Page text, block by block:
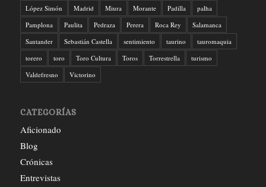
López Simón
Madrid Miura Morante Padilla
palha
Pamplona
Paulita Pedraza Perera Roca Rey
Salamanca
Santander
Sebastián Castella sentimiento taurino
tauromaquia
torero
toro Toro Cultura Toros Torrestrella
turismo
Valdefresno
Victorino
CATEGORÍAS
Aficionado
Blog
Crónicas
Entrevistas